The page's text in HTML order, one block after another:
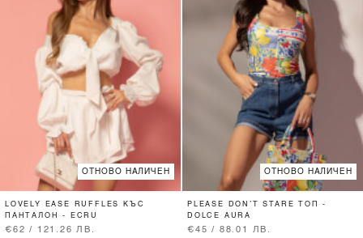
ОТНОВО НАЛИЧЕН
LOVELY EASE RUFFLES КЪС
ПАНТАЛОН - ECRU
€62 / 121.26 ЛВ.
ОТНОВО НАЛИЧЕН
PLEASE DON’T STARE ТОП -
DOLCE AURA
€45 / 88.01 ЛВ.